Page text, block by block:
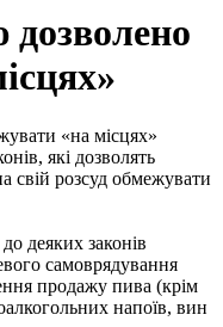
які дозволять
свій розсуд обмежувати
деяких законів
самоврядування
продажу пива (крім
напоїв, вин